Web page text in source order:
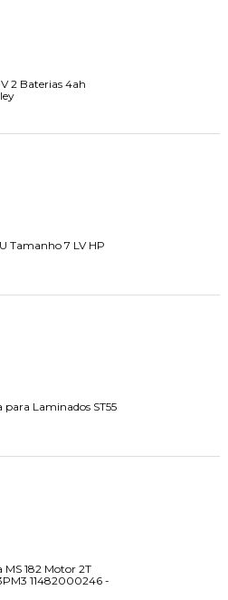
2 Baterias 4ah
Tamanho 7 LV HP
Laminados ST55
182 Motor 2T
11482000246 -